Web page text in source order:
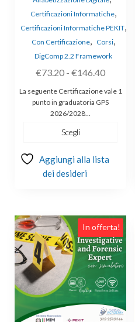
Certificazioni Informatiche,
Certificazioni Informatiche PEKIT,
Con Certificazione, Corsi,
DigComp 2.2 Framework
€73.20 - €146.40Fascia
di
prezzo:
€146.40
La seguente Certificazione vale 1
punto in graduatoria GPS
2026/2028…
Scegli
Aggiungi alla lista
dei desideri
In offerta!